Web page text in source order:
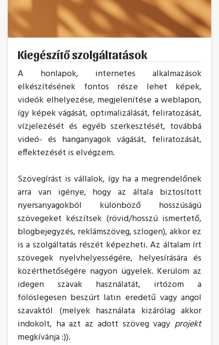
Kiegészítő szolgáltatások
A honlapok, internetes alkalmazások
elkészítésének fontos része lehet képek,
videók elhelyezése, megjelenítése a weblapon,
így képek vágását, optimalizálását, feliratozását,
vízjelezését és egyéb szerkesztését, továbbá
videó- és hanganyagok vágását, feliratozását,
effektezését is elvégzem.
Szövegírást is vállalok, így ha a megrendelőnek
arra van igénye, hogy az általa biztosított
nyersanyagokból különböző hosszúságú
szövegeket készítsek (rövid/hosszú ismertető,
blogbejegyzés, reklámszöveg, szlogen), akkor ez
is a szolgáltatás részét képezheti. Az általam írt
szövegek nyelvhelyességére, helyesírására és
közérthetőségére nagyon ügyelek. Kerülöm az
idegen szavak használatát, irtózom a
fölöslegesen beszúrt latin eredetű vagy angol
szavaktól (melyek használata kizárólag akkor
indokolt, ha azt az adott szöveg vagy projekt
megkívánja :)).